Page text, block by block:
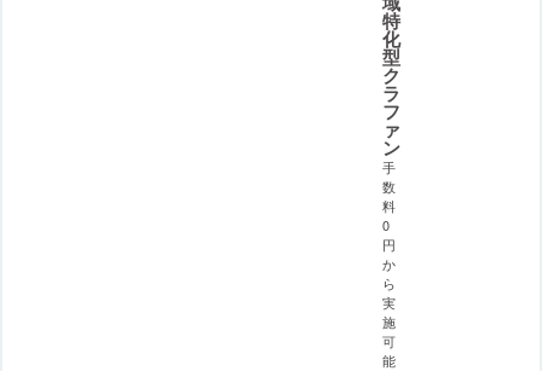
特
化
型
ク
ラ
フ
ァ
ン
手
数
料
0
円
か
ら
実
施
可
能